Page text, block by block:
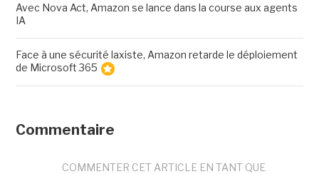
Avec Nova Act, Amazon se lance dans la course aux agents
IA
Face à une sécurité laxiste, Amazon retarde le déploiement
de Microsoft 365
Commentaire
COMMENTER CET ARTICLE EN TANT QUE